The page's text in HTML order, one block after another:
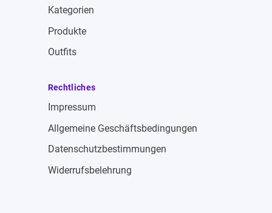
Kategorien
Produkte
Outfits
Rechtliches
Impressum
Allgemeine Geschäftsbedingungen
Datenschutzbestimmungen
Widerrufsbelehrung